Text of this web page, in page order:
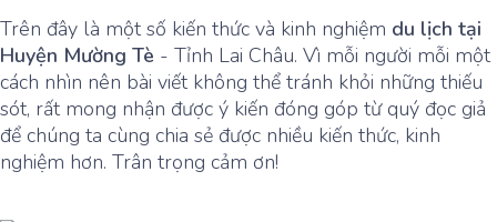
Trên đây là một số kiến thức và kinh nghiệm du lịch tại
Huyện Mường Tè - Tỉnh Lai Châu. Vì mỗi người mỗi một
cách nhìn nên bài viết không thể tránh khỏi những thiếu
sót, rất mong nhận được ý kiến đóng góp từ quý đọc giả
để chúng ta cùng chia sẻ được nhiều kiến thức, kinh
nghiệm hơn. Trân trọng cảm ơn!